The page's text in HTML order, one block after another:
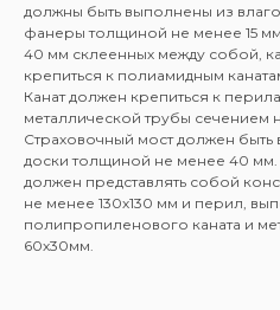
должны быть выполнены из
фанеры толщиной не менее 15
40 мм склеенных между собой,
крепиться к полиамидным
Канат должен крепиться к
металлической трубы сечением
Страховочный мост должен
доски толщиной не менее 40
должен представлять собой
не менее 130х130 мм и перил,
полипропиленового каната и
60х30мм.